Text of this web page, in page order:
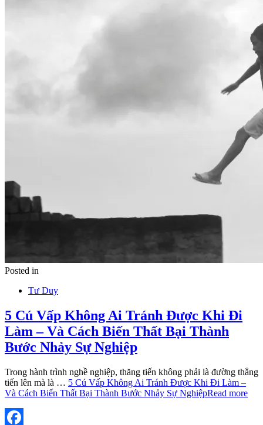
Posted in
Tư Duy
5 Cú Vấp Không Ai Tránh Được Khi Đi
Làm – Và Cách Biến Thất Bại Thành
Bước Nhảy Sự Nghiệp
Trong hành trình nghề nghiệp, thăng tiến không phải là đường thẳng
tiến lên mà là … 5 Cú Vấp Không Ai Tránh Được Khi Đi Làm –
Và Cách Biến Thất Bại Thành Bước Nhảy Sự NghiệpRead more